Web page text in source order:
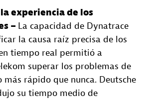
experiencia de los
– La capacidad de Dynatrace
la causa raíz precisa de los
tiempo real permitió a
superar los problemas de
rápido que nunca. Deutsche
su tiempo medio de